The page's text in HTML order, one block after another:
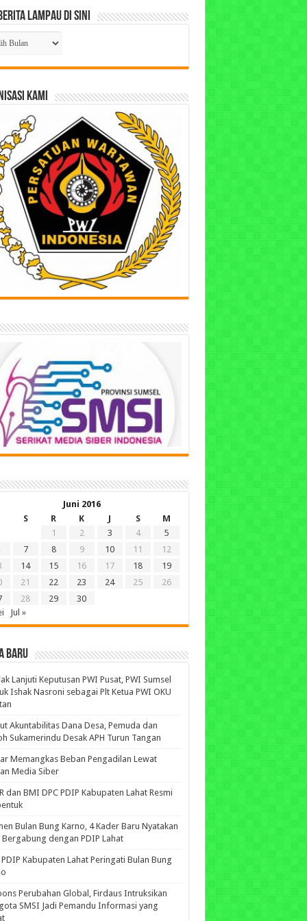
Lampau di Sini
KAMI
Juni 2016
S R K J S
M
1
2 3 4
5
7 8 9 10 11
12
14 15 16 17 18
19
21 22 23 24 25
26
28 29
30
Jul »
BARU
Lanjuti Keputusan PWI Pusat, PWI Sumsel
Ishak Nasroni sebagai Plt Ketua PWI OKU
Akuntabilitas Dana Desa, Pemuda dan
Sukamerindu Desak APH Turun Tangan
Memangkas Beban Pengadilan Lewat
Media Siber
dan BMI DPC PDIP Kabupaten Lahat Resmi
Bulan Bung Karno, 4 Kader Baru Nyatakan
Bergabung dengan PDIP Lahat
PDIP Kabupaten Lahat Peringati Bulan Bung
Perubahan Global, Firdaus Intruksikan
SMSI Jadi Pemandu Informasi yang